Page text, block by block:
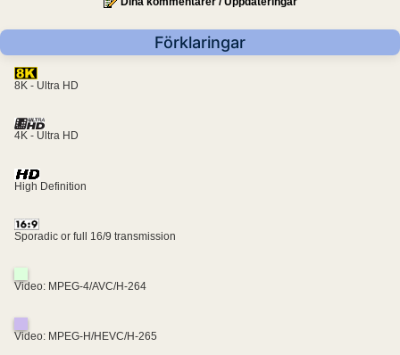
Förklaringar
8K - Ultra HD
4K - Ultra HD
High Definition
Sporadic or full 16/9 transmission
Video: MPEG-4/AVC/H-264
Video: MPEG-H/HEVC/H-265